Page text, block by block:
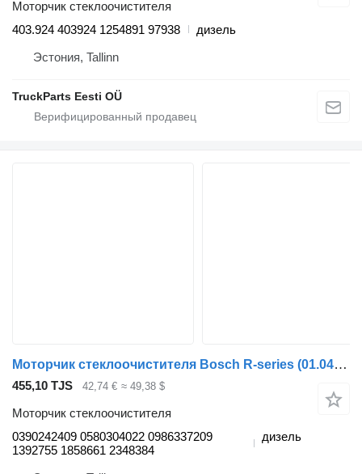
Моторчик стеклоочистителя
403.924 403924 1254891 97938
дизель
Эстония, Tallinn
TruckParts Eesti OÜ
Моторчик стеклоочистителя Bosch R-series (01.04-) 0390242409 для тягача Scania P,G,R,T-series (2004-2017)
455,10 TJS 42,74 € ≈ 49,38 $
Моторчик стеклоочистителя
0390242409 0580304022 0986337209
1392755 1858661 2348384
дизель